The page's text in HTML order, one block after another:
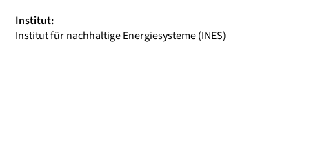
Institut:
Institut für nachhaltige Energiesysteme (INES)